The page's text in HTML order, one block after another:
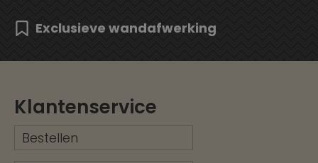
Exclusieve wandafwerking
Klantenservice
Bestellen